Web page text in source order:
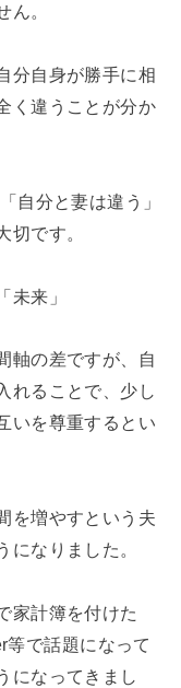
ん。
分自身が勝手に相
く違うことが分か
自分と妻は違う」
切です。
未来」
軸の差ですが、自
れることで、少し
いを尊重するとい
を増やすという夫
になりました。
家計簿を付けた
等で話題になって
になってきまし